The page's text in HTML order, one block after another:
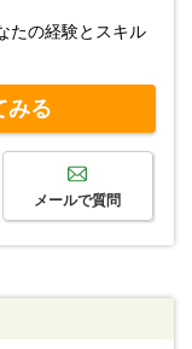
たの経験とスキル
みる
メールで質問